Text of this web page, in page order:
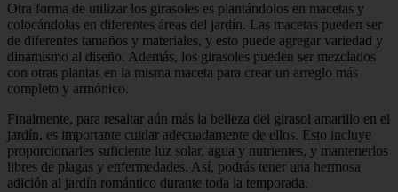
Otra forma de utilizar los girasoles es plantándolos en macetas y
colocándolas en diferentes áreas del jardín. Las macetas pueden ser
de diferentes tamaños y materiales, y esto puede agregar variedad y
dinamismo al diseño. Además, los girasoles pueden ser mezclados
con otras plantas en la misma maceta para crear un arreglo más
completo y armónico.
Finalmente, para resaltar aún más la belleza del girasol amarillo en el
jardín, es importante cuidar adecuadamente de ellos. Esto incluye
proporcionarles suficiente luz solar, agua y nutrientes, y mantenerlos
libres de plagas y enfermedades. Así, podrás tener una hermosa
adición al jardín romántico durante toda la temporada.